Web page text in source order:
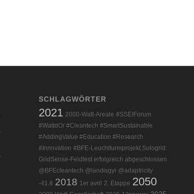
SCHLAGWÖRTER
2021 2000-Watt-Areale #SSEIForum
#WattdOr #Cleantech #SmartSustainable
#AddingValue #Education #Research
#Innovation #BFE-Leuchtturmprojekt Sologrid:
GridSense-Feldtest erfolgreich abgeschlossen
@BFEcleantech @landisgyr @adaptricity
-41.8 2018 1er avril 2. Etappe 2050